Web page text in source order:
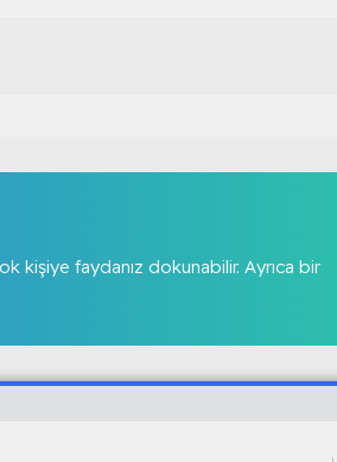
kişiye faydanız dokunabilir. Ayrıca bir